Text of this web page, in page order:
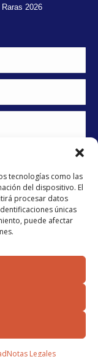
tecnologías como las
del dispositivo. El
procesar datos
únicas
puede afectar
Notas Legales
2026
privacidad